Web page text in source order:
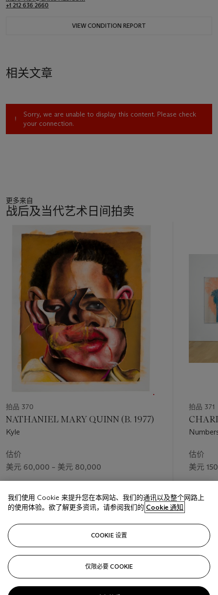
+1 212 636 2660
VIEW CONDITION REPORT
相关文章
Sorry, we are unable to display this content. Please check
your connection.
更多来自
战后及当代艺术日间拍卖
拍品 370
NATHANIEL MARY QUINN (B. 1977)
Kyle
估价
美元 60,000 – 美元 80,000
美元 88,200
拍品 371
估价
美元
美元
下
我们使用 Cookie 来提升您在本网站、我们的通讯以及整个网路上
的使用体验。欲了解更多资讯，请参阅我们的 Cookie 通知
COOKIE 设置
仅限必要 COOKIE